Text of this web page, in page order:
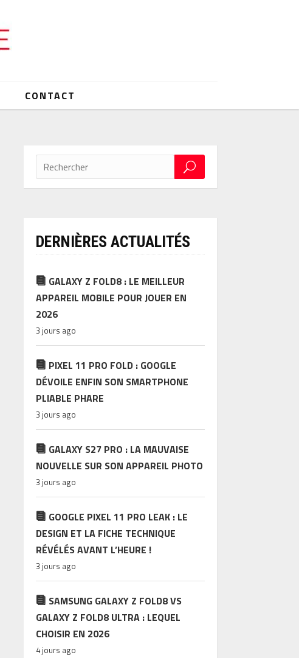
CONTACT
DERNIÈRES ACTUALITÉS
GALAXY Z FOLD8 : LE MEILLEUR
APPAREIL MOBILE POUR JOUER EN
2026
3 jours ago
PIXEL 11 PRO FOLD : GOOGLE
DÉVOILE ENFIN SON SMARTPHONE
PLIABLE PHARE
3 jours ago
GALAXY S27 PRO : LA MAUVAISE
NOUVELLE SUR SON APPAREIL PHOTO
3 jours ago
GOOGLE PIXEL 11 PRO LEAK : LE
DESIGN ET LA FICHE TECHNIQUE
RÉVÉLÉS AVANT L’HEURE !
3 jours ago
SAMSUNG GALAXY Z FOLD8 VS
GALAXY Z FOLD8 ULTRA : LEQUEL
CHOISIR EN 2026
4 jours ago